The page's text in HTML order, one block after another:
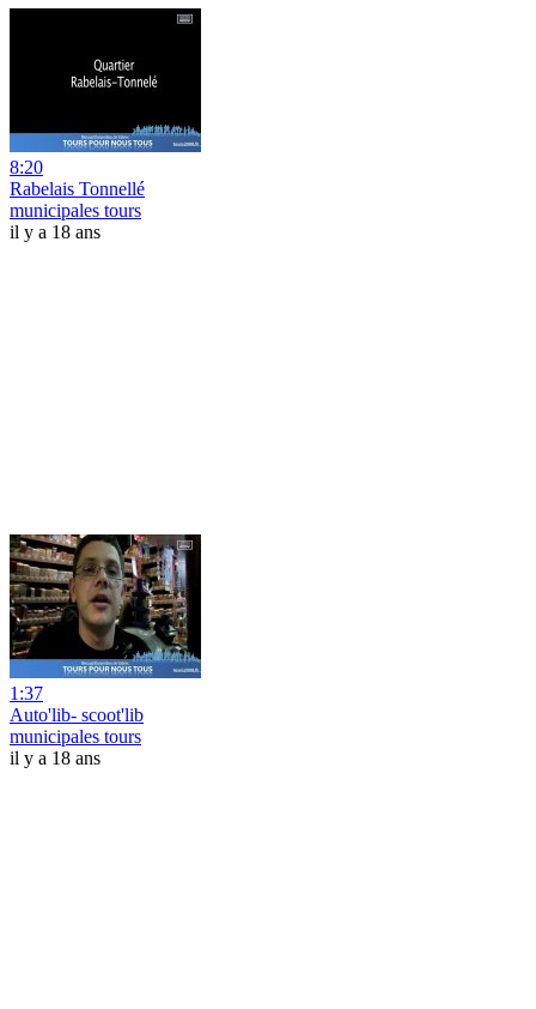
8:20
Rabelais Tonnellé
municipales tours
il y a 18 ans
1:37
Auto'lib- scoot'lib
municipales tours
il y a 18 ans